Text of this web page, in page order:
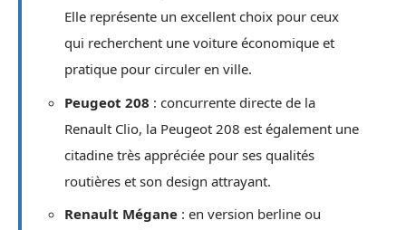
Elle représente un excellent choix pour ceux
qui recherchent une voiture économique et
pratique pour circuler en ville.
Peugeot 208 : concurrente directe de la
Renault Clio, la Peugeot 208 est également une
citadine très appréciée pour ses qualités
routières et son design attrayant.
Renault Mégane : en version berline ou